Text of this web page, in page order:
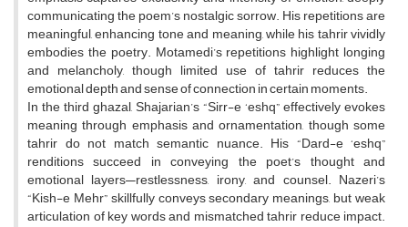
communicating the poem’s nostalgic sorrow. His repetitions are
meaningful, enhancing tone and meaning, while his tahrir vividly
embodies the poetry. Motamedi’s repetitions highlight longing
and melancholy, though limited use of tahrir reduces the
emotional depth and sense of connection in certain moments.
In the third ghazal, Shajarian’s “Sirr-e ‘eshq” effectively evokes
meaning through emphasis and ornamentation, though some
tahrir do not match semantic nuance. His “Dard-e ‘eshq”
renditions succeed in conveying the poet’s thought and
emotional layers—restlessness, irony, and counsel. Nazeri’s
“Kish-e Mehr” skillfully conveys secondary meanings, but weak
articulation of key words and mismatched tahrir reduce impact.